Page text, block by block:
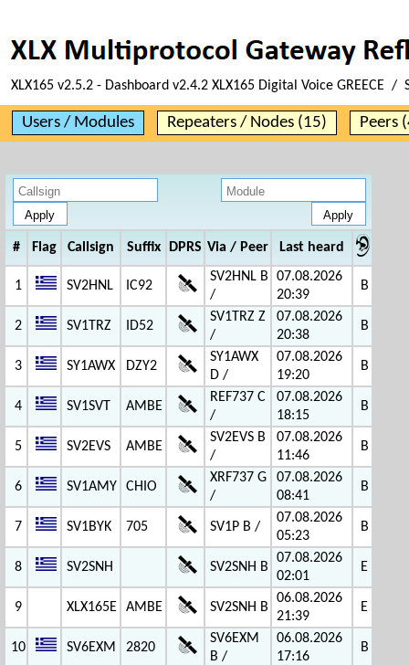
XLX165 v2.5.2 - Dashboard v2.4.2 XLX165 Digital Voice GREECE
Users / Modules Repeaters / Nodes (15) Peers
# Flag Callsign Suffix DPRS Via / Peer Last heard
1 SV2HNL IC92
SV2HNL B
/
07.08.2026
20:39
B
2 SV1TRZ ID52
SV1TRZ Z
/
07.08.2026
20:38
B
3 SY1AWX DZY2
SY1AWX
D /
07.08.2026
19:20
B
4 SV1SVT AMBE
REF737 C
/
07.08.2026
18:15
B
5 SV2EVS AMBE
SV2EVS B
/
07.08.2026
11:46
B
6 SV1AMY CHIO
XRF737 G
/
07.08.2026
08:41
B
7 SV1BYK 705 SV1P B /
07.08.2026
05:23
B
8 SV2SNH SV2SNH B
07.08.2026
02:01
E
9 XLX165E AMBE SV2SNH B
06.08.2026
21:39
E
10 SV6EXM 2820
SV6EXM
B /
06.08.2026
17:16
B